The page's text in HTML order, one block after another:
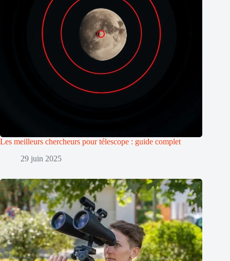
Les meilleurs chercheurs pour télescope : guide complet
29 juin 2025